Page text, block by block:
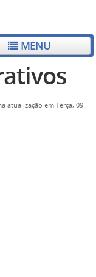
MENU
atualização em Terça, 09